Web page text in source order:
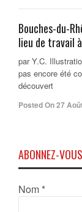
Bouches-du-
lieu de travail
par Y.C.
pas encore été
découvert
Posted On 27
ABONNEZ-
Nom *